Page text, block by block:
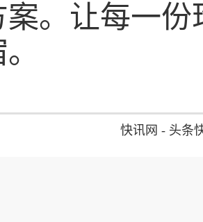
案。让每一
快讯网 - 头条